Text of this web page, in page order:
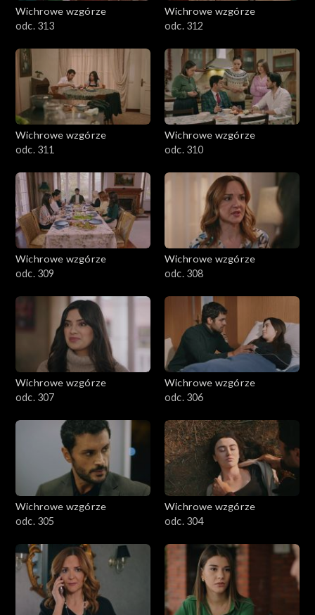
Wichrowe wzgórze
odc. 313
Wichrowe wzgórze
odc. 312
Wichrowe wzgórze
odc. 311
Wichrowe wzgórze
odc. 310
Wichrowe wzgórze
odc. 309
Wichrowe wzgórze
odc. 308
Wichrowe wzgórze
odc. 307
Wichrowe wzgórze
odc. 306
Wichrowe wzgórze
odc. 305
Wichrowe wzgórze
odc. 304